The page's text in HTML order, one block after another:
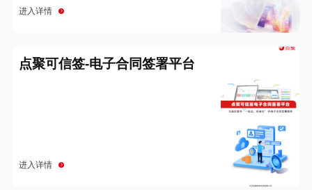
进入详情
点聚可信签-电子合同签署平台
进入详情